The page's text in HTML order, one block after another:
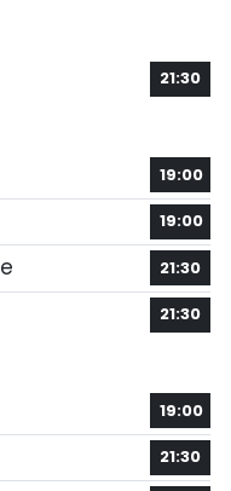
21:30
19:00
19:00
21:30
21:30
19:00
21:30